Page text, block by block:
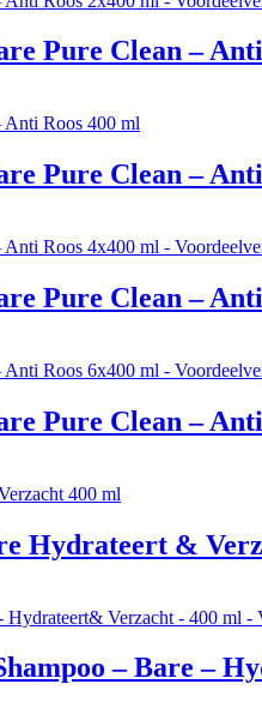
Pure Clean –
Pure Clean –
Pure Clean –
Pure Clean –
Hydrateert &
– Bare –